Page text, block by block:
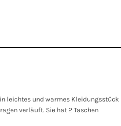
leichtes und warmes
verläuft. Sie hat 2 Taschen